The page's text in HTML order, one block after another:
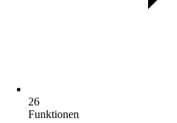
26
Funktionen